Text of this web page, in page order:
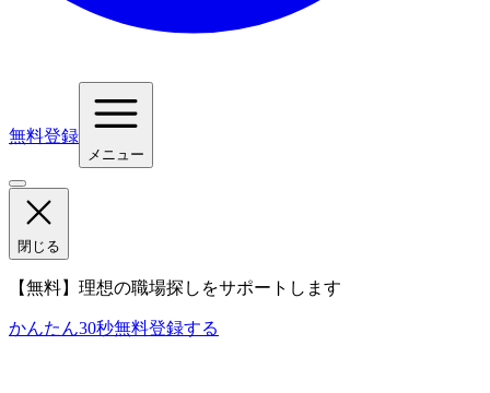
無料登録
メニュー
閉じる
【無料】理想の職場探しをサポートします
かんたん30秒無料登録する